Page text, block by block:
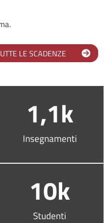
LE SCADENZE
1,1k
Insegnamenti
10k
Studenti